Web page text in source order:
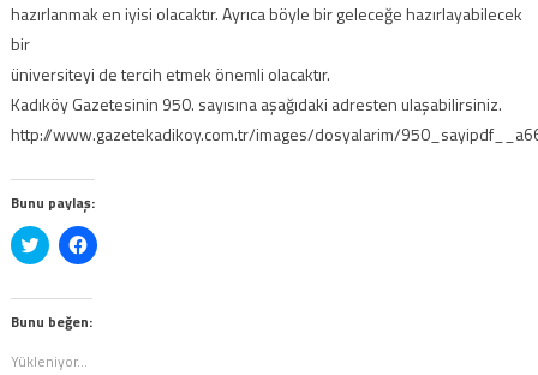
hazırlanmak en iyisi olacaktır. Ayrıca böyle bir geleceğe hazırlayabilecek
bir
üniversiteyi de tercih etmek önemli olacaktır.
Kadıköy Gazetesinin 950. sayısına aşağıdaki adresten ulaşabilirsiniz.
http://www.gazetekadikoy.com.tr/images/dosyalarim/
Bunu paylaş:
Twitter
üzerinde
tıklayın
(Yeni
pencerede
Facebook'ta
paylaşmak
(Yeni
pencerede
Bunu beğen:
Yükleniyor...